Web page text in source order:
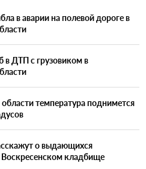
в аварии на полевой дороге в
в ДТП с грузовиком в
температура поднимется
о выдающихся
Воскресенском кладбище